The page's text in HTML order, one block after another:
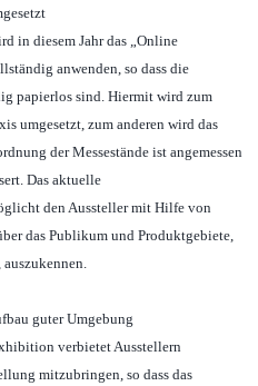
in diesem Jahr das „Online
anwenden, so dass die
papierlos sind. Hiermit wird zum
umgesetzt, zum anderen wird das
der Messestände ist angemessen
Das aktuelle
den Aussteller mit Hilfe von
das Publikum und Produktgebiete,
guter Umgebung
verbietet Ausstellern
mitzubringen, so dass das